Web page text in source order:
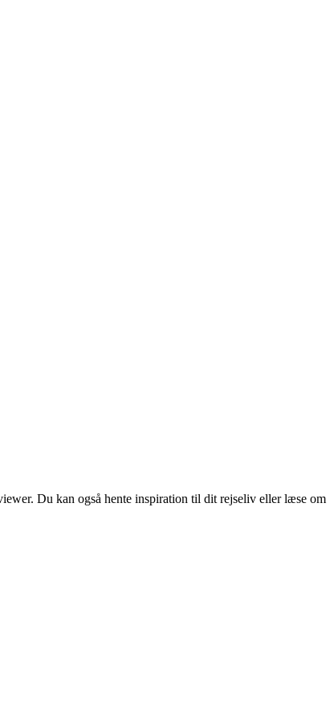
Du kan også hente inspiration til dit rejseliv eller læse om